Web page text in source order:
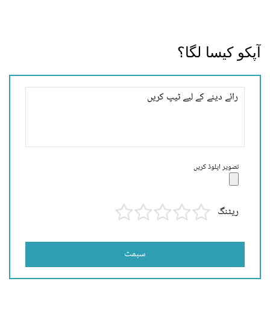
آپکو کیسا لگا؟
تصویر اپلوڈ کریں
ریٹنگ
سبمٹ